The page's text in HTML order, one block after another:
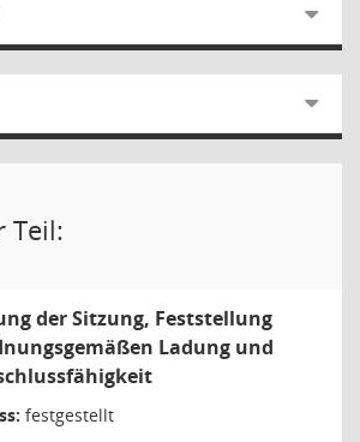
Teil:
der Sitzung, Feststellung
Ladung und
festgestellt